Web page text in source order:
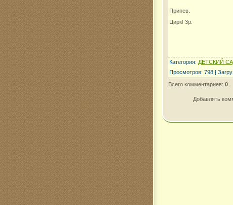
Припев.
Цирк! 3р.
Категория: ДЕТСКИЙ
Просмотров: 798 |
Всего комментариев: 0
Добавлять